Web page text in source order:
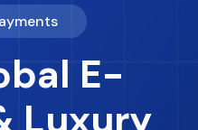
E-
Luxury